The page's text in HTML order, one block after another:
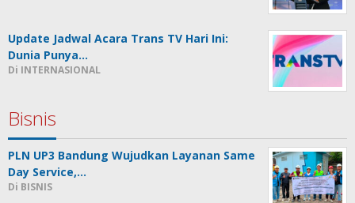
Update Jadwal Acara Trans TV Hari Ini:
Dunia Punya…
Di INTERNASIONAL
Bisnis
PLN UP3 Bandung Wujudkan Layanan Same
Day Service,…
Di BISNIS